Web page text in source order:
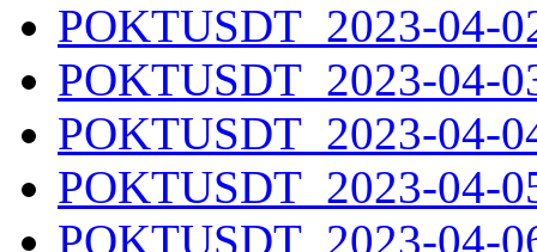
POKTUSDT_2023-04-
POKTUSDT_2023-04-
POKTUSDT_2023-04-
POKTUSDT_2023-04-
POKTUSDT_2023-04-